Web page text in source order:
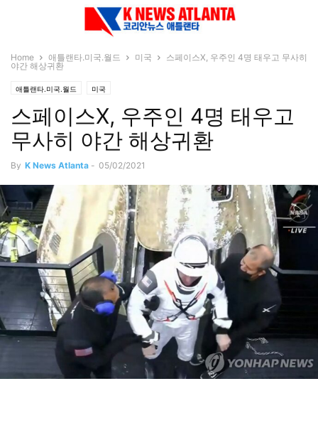
Home 애틀랜타.미국.월드 미국
스페이스X, 우주인 4명 태우고 무사히
야간 해상귀환
애틀랜타.미국.월드 미국
스페이스X, 우주인 4명 태우고
무사히 야간 해상귀환
By K News Atlanta - 05/02/2021